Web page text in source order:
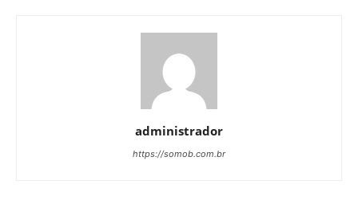
administrador
https://somob.com.br